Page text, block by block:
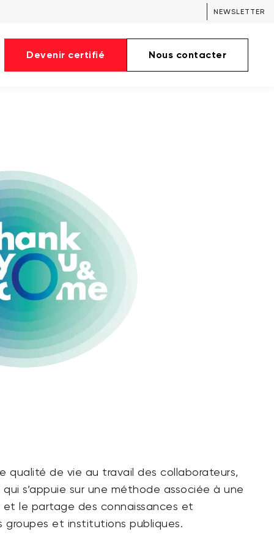
NEWSLETTER
Devenir certifié Nous contacter
qualité de vie au travail des collaborateurs,
s’appuie sur une méthode associée à une
le partage des connaissances et
groupes et institutions publiques.